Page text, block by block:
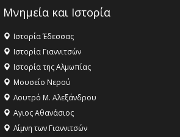
Μνημεία και Ιστορία
Ιστορία Έδεσσας
Ιστορία Γιαννιτσών
Ιστορία της Αλμωπίας
Μουσείο Νερού
Λουτρό Μ. Αλεξάνδρου
Αγιος Αθανάσιος
Λίμνη των Γιαννιτσών